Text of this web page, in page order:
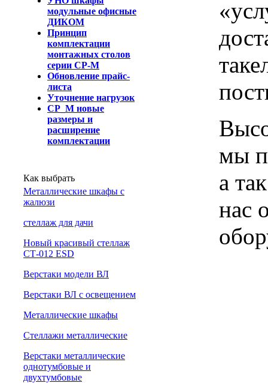
модульные офисные
ДИКОМ
Принцип
комплектации
монтажных столов
серии СР-М
Обновление прайс-
листа
Уточнение нагрузок
СР_М новые
размеры и
расширение
комплектации
Как выбрать
Металлические шкафы с
жалюзи
cтеллаж для дачи
Новый красивый стеллаж
СТ-012 ESD
Верстаки модели ВЛ
Верстаки ВЛ с освещением
Металлические шкафы
Стеллажи металлические
Верстаки металлические
однотумбовые и
двухтумбовые
мы
а
нас